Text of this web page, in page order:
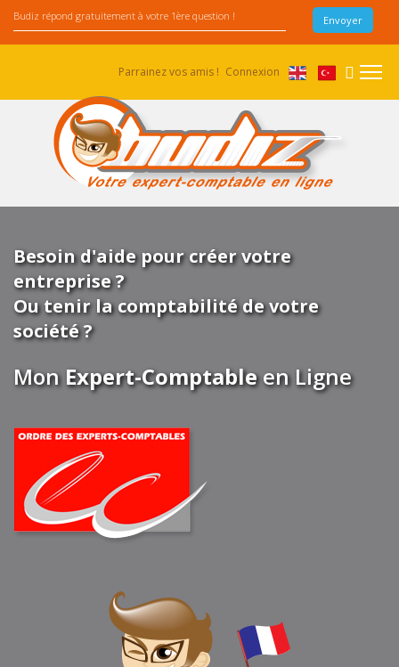
Parrainez vos amis ! Connexion
Besoin d'aide pour créer votre
entreprise ?
Ou tenir la comptabilité de votre
société ?
MonExpert-Comptableen Ligne